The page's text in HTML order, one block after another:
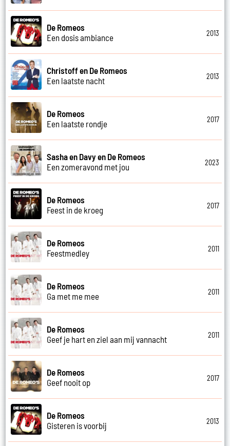
De Romeos
Een dosis ambiance
2013
Christoff en De Romeos
Een laatste nacht
2013
De Romeos
Een laatste rondje
2017
Sasha en Davy en De Romeos
Een zomeravond met jou
2023
De Romeos
Feest in de kroeg
2017
De Romeos
Feestmedley
2011
De Romeos
Ga met me mee
2011
De Romeos
Geef je hart en ziel aan mij vannacht
2011
De Romeos
Geef nooit op
2017
De Romeos
Gisteren is voorbij
2013